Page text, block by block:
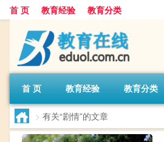
首 页 教育经验 教育分类
首 页 教育经验 教育分类
> 有关“剧情”的文章